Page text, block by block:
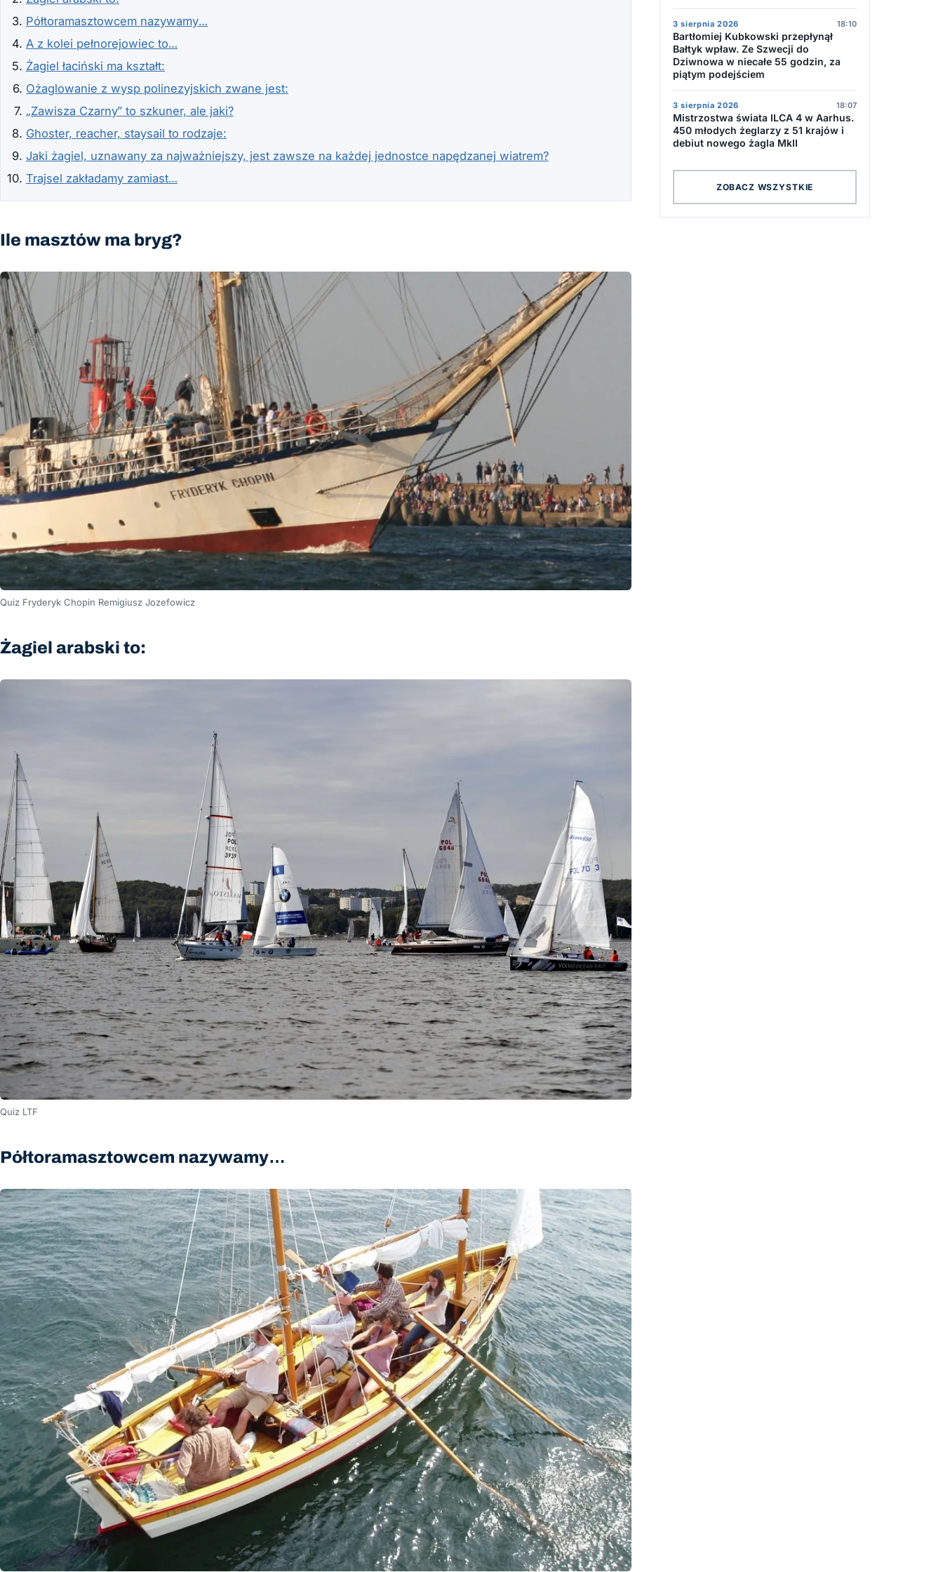
Półtoramasztowcem nazywamy…
A z kolei pełnorejowiec to…
Żagiel łaciński ma kształt:
Ożaglowanie z wysp polinezyjskich zwane jest:
„Zawisza Czarny” to szkuner, ale jaki?
Ghoster, reacher, staysail to rodzaje:
Jaki żagiel, uznawany za najważniejszy, jest zawsze na każdej jednostce napędzanej wiatrem?
Trajsel zakładamy zamiast…
Ile masztów ma bryg?
Quiz Fryderyk Chopin Remigiusz Jozefowicz
Żagiel arabski to:
Quiz LTF
Półtoramasztowcem nazywamy…
3 sierpnia 2026 18:10
Bartłomiej Kubkowski przepłynął
Bałtyk wpław. Ze Szwecji do
Dziwnowa w niecałe 55 godzin, za
piątym podejściem
3 sierpnia 2026 18:07
Mistrzostwa świata ILCA 4 w Aarhus.
450 młodych żeglarzy z 51 krajów i
debiut nowego żagla MkII
ZOBACZ WSZYSTKIE